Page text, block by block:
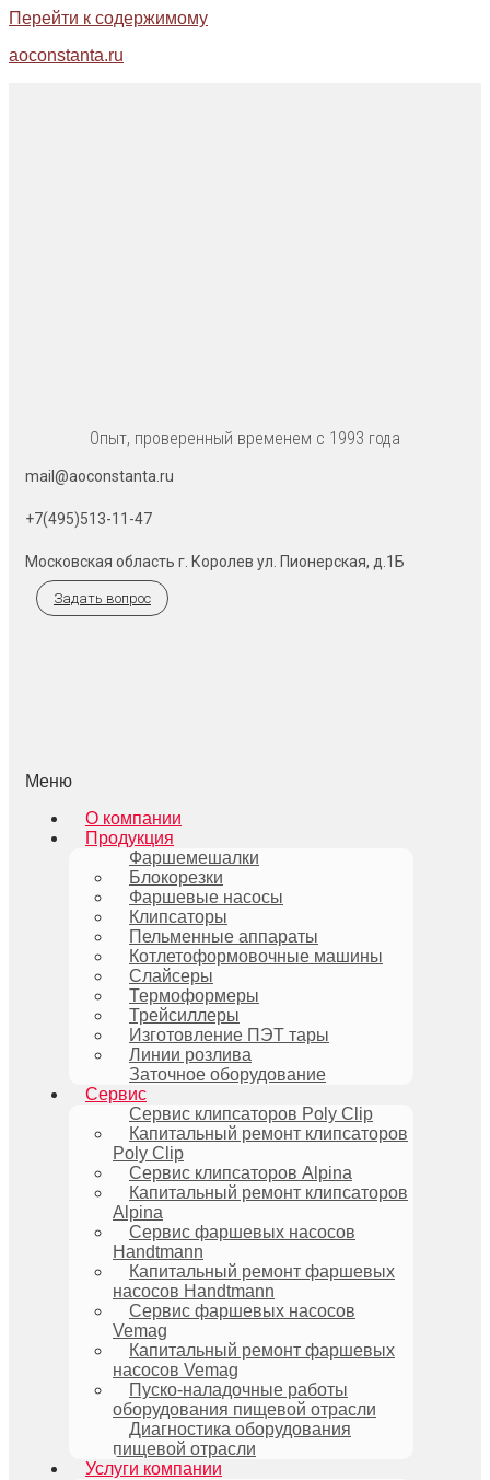
Перейти к содержимому
aoconstanta.ru
Опыт, проверенный временем с 1993 года
mail@aoconstanta.ru
+7(495)513-11-47
Московская область г. Королев ул. Пионерская, д.1Б
Задать вопрос
Меню
О компании
Продукция
Фаршемешалки
Блокорезки
Фаршевые насосы
Клипсаторы
Пельменные аппараты
Котлетоформовочные машины
Слайсеры
Термоформеры
Трейсиллеры
Изготовление ПЭТ тары
Линии розлива
Заточное оборудование
Сервис
Сервис клипсаторов Poly Clip
Капитальный ремонт клипсаторов
Poly Clip
Сервис клипсаторов Alpina
Капитальный ремонт клипсаторов
Alpina
Сервис фаршевых насосов
Handtmann
Капитальный ремонт фаршевых
насосов Handtmann
Сервис фаршевых насосов
Vemag
Капитальный ремонт фаршевых
насосов Vemag
Пуско-наладочные работы
оборудования пищевой отрасли
Диагностика оборудования
пищевой отрасли
Услуги компании